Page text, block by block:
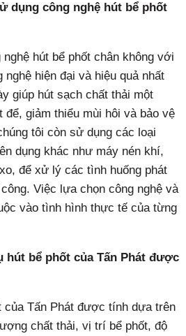
dụng công nghệ hút bể phốt
hút bể phốt chân không với
hiện đại và hiệu quả nhất
giúp hút sạch chất thải một
để, giảm thiểu mùi hôi và bảo vệ
tôi còn sử dụng các loại
dụng khác như máy nén khí,
để xử lý các tình huống phát
Việc lựa chọn công nghệ và
vào tình hình thực tế của từng
hút bể phốt của Tấn Phát được
của Tấn Phát được tính dựa trên
chất thải, vị trí bể phốt, độ